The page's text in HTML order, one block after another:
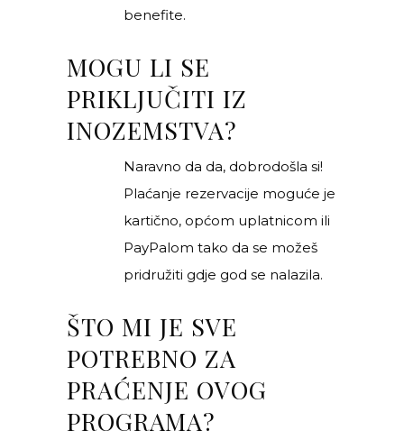
benefite.
MOGU LI SE
PRIKLJUČITI IZ
INOZEMSTVA?
Naravno da da, dobrodošla si!
Plaćanje rezervacije moguće je
kartično, općom uplatnicom ili
PayPalom tako da se možeš
pridružiti gdje god se nalazila.
ŠTO MI JE SVE
POTREBNO ZA
PRAĆENJE OVOG
PROGRAMA?